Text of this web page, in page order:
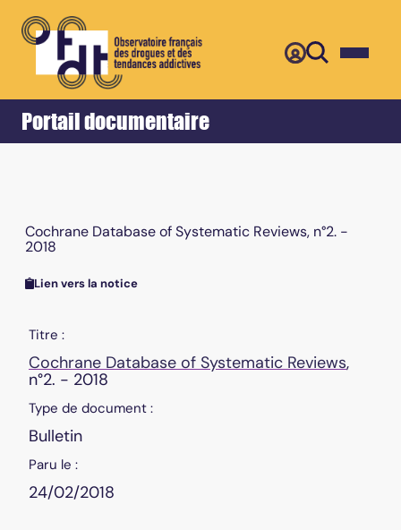
Portail documentaire
Accueil Retour
Cochrane Database of Systematic Reviews, n°2. -
2018
Lien vers la notice
Titre :
Cochrane Database of Systematic Reviews,
n°2. - 2018
Type de document :
Bulletin
Paru le :
24/02/2018